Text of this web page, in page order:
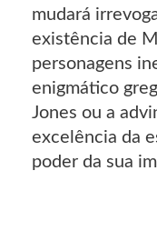
mudará
existência de
personagens
enigmático
Jones ou a
excelência da
poder da sua